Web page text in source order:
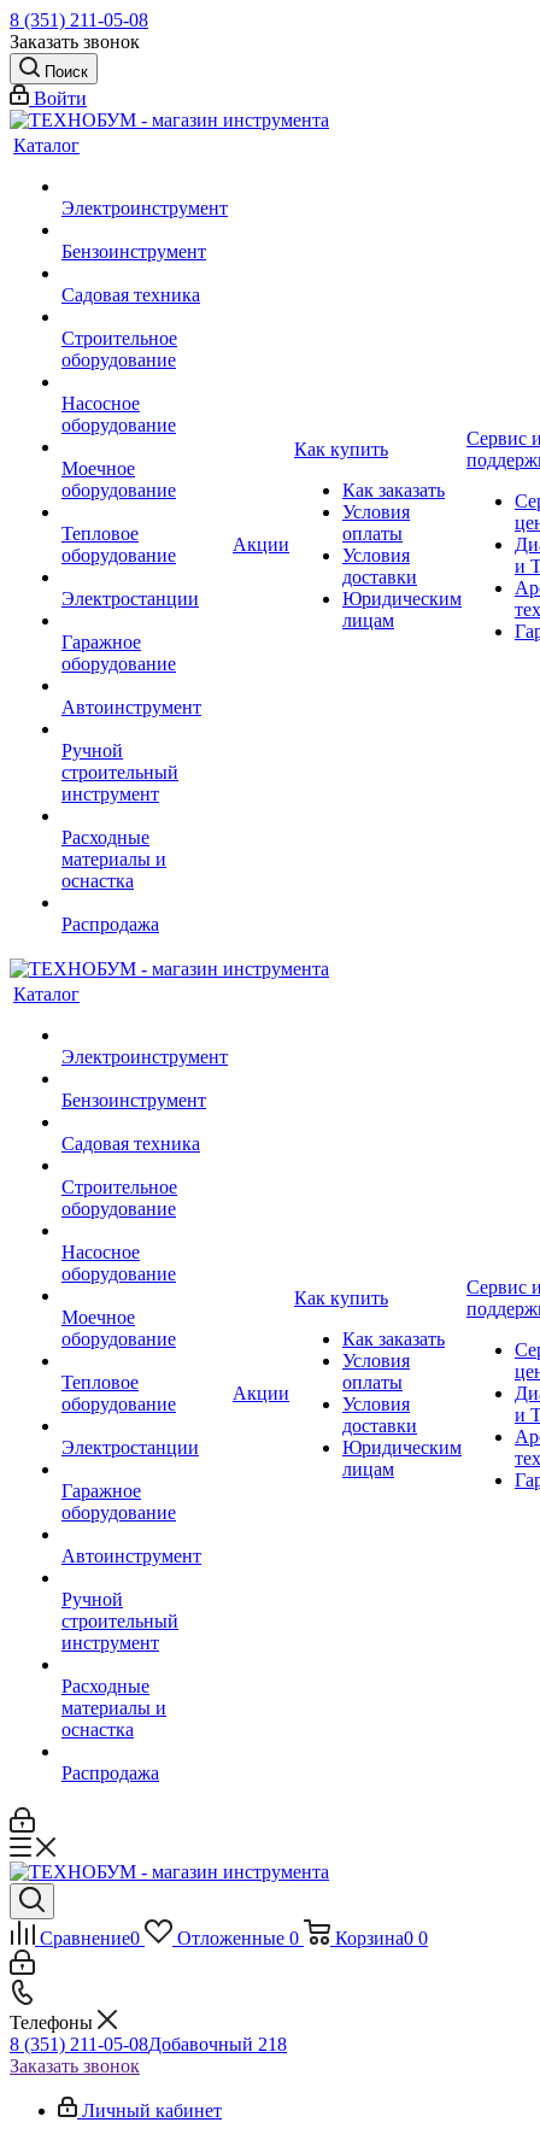
8 (351) 211-05-08
Заказать звонок
Поиск
Войти
Каталог
Электроинструмент
Бензоинструмент
Садовая техника
Строительное
оборудование
Насосное
оборудование
Моечное
оборудование
Тепловое
оборудование
Электростанции
Гаражное
оборудование
Автоинструмент
Ручной
строительный
инструмент
Расходные
материалы и
оснастка
Распродажа
Акции
Как купить
Как заказать
Условия
оплаты
Условия
доставки
Юридическим
лицам
Сервис
и
Каталог
Электроинструмент
Бензоинструмент
Садовая техника
Строительное
оборудование
Насосное
оборудование
Моечное
оборудование
Тепловое
оборудование
Электростанции
Гаражное
оборудование
Автоинструмент
Ручной
строительный
инструмент
Расходные
материалы и
оснастка
Распродажа
Акции
Как купить
Как заказать
Условия
оплаты
Условия
доставки
Юридическим
лицам
Сервис
и
Сравнение0 Отложенные 0 Корзина0 0
Телефоны
8 (351) 211-05-08Добавочный 218
Заказать звонок
Личный кабинет